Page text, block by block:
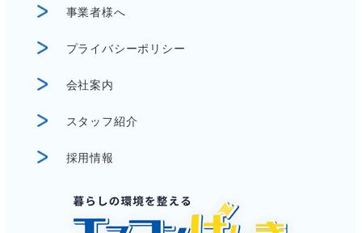
事業者様へ
プライバシーポリシー
会社案内
スタッフ紹介
採用情報